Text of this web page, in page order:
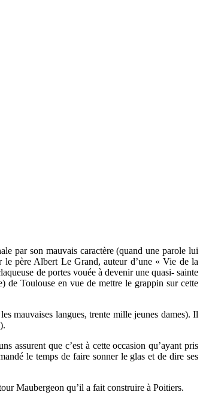
par son mauvais caractère (quand une parole lui
le père Albert Le Grand, auteur d’une « Vie de la
de portes vouée à devenir une quasi- sainte
de Toulouse en vue de mettre le grappin sur cette
mauvaises langues, trente mille jeunes dames). Il
assurent que c’est à cette occasion qu’ayant pris
le temps de faire sonner le glas et de dire ses
Maubergeon qu’il a fait construire à Poitiers.